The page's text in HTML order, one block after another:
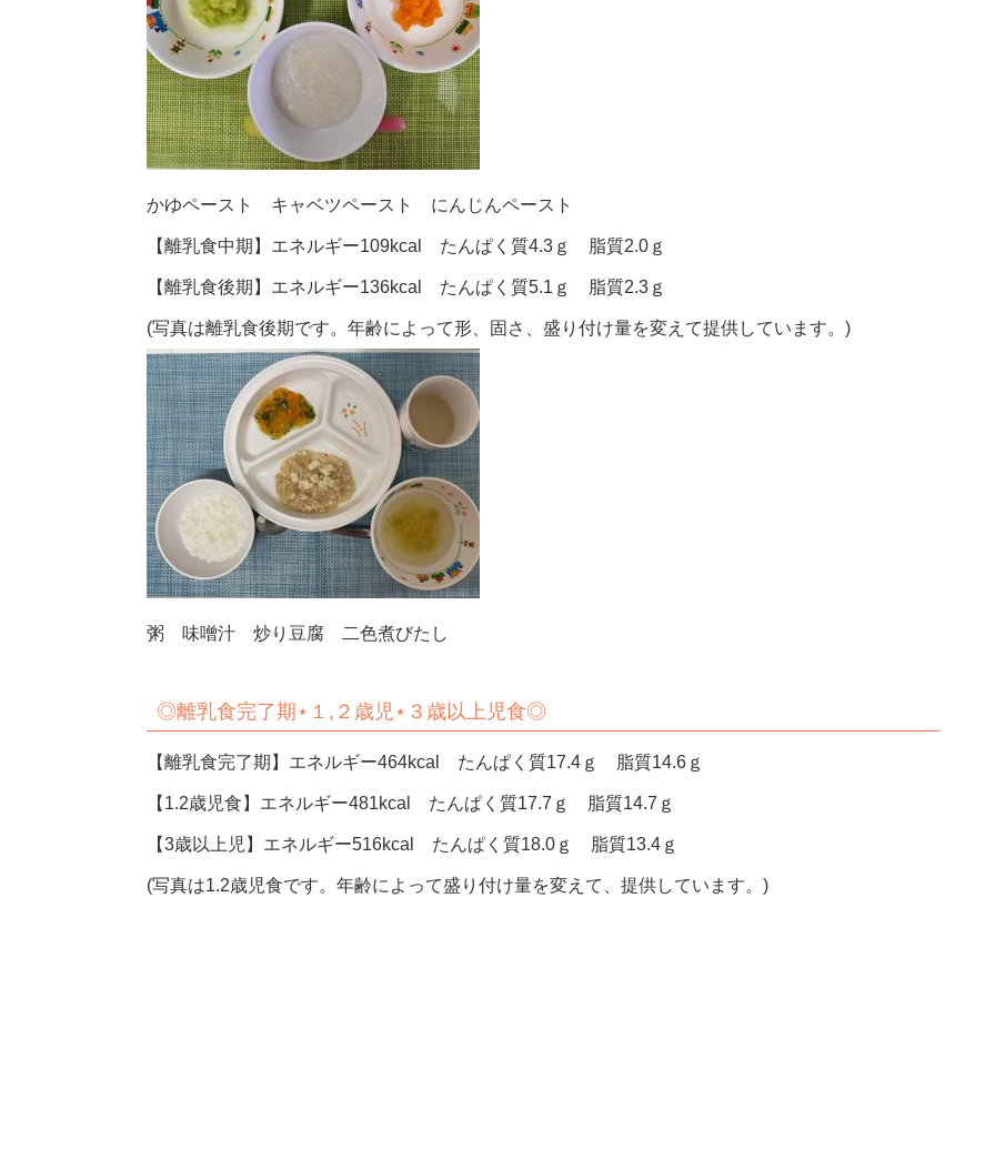
かゆペースト キャベツペースト にんじんペースト
【離乳食中期】エネルギー109kcal たんぱく質4.3ｇ 脂質2.0ｇ
【離乳食後期】エネルギー136kcal たんぱく質5.1ｇ 脂質2.3ｇ
(写真は離乳食後期です。年齢によって形、固さ、盛り付け量を変えて提供しています。)
粥 味噌汁 炒り豆腐 二色煮びたし
◎離乳食完了期⋆１,２歳児⋆３歳以上児食◎
【離乳食完了期】エネルギー464kcal たんぱく質17.4ｇ 脂質14.6ｇ
【1.2歳児食】エネルギー481kcal たんぱく質17.7ｇ 脂質14.7ｇ
【3歳以上児】エネルギー516kcal たんぱく質18.0ｇ 脂質13.4ｇ
(写真は1.2歳児食です。年齢によって盛り付け量を変えて、提供しています。)